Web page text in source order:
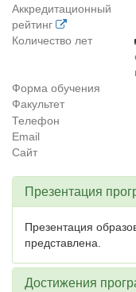
Аккредитационный
рейтинг
Количество лет
Форма обучения
Факультет
Телефон
Email
Сайт
Презентация
Презентация
представлена.
Достижения